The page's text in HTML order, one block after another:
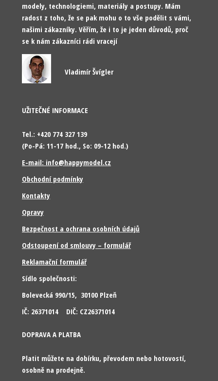
modely, technologiemi, materiály a postupy. Mám
radost z toho, že se pak mohu o to vše podělit s vámi,
našimi zákazníky. Věřím, že i to je jeden důvodů, proč
se k nám zákazníci rádi vracejí
Vladimír Švígler
UŽITEČNÉ INFORMACE
Tel.: +420 774 327 139
(Po-Pá: 11-17 hod., So: 09-12 hod.)
E-mail: info@happymodel.cz
Obchodní podmínky
Kontakty
Opravy
Bezpečnost a ochrana osobních údajů
Odstoupení od smlouvy – formulář
Reklamační formulář
Sídlo společnosti:
Bolevecká 990/15, 30100 Plzeň
IČ: 26371014 DIČ: CZ26371014
DOPRAVA A PLATBA
Platit můžete na dobírku, převodem nebo hotovostí,
osobně na prodejně.